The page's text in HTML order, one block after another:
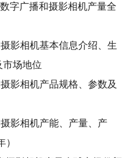
字广播和摄影相机产量全
影相机基本信息介绍、生
市场地位
影相机产品规格、参数及
影相机产能、产量、产
）